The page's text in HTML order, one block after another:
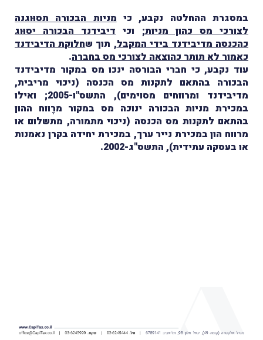
במסגרת ההחלטה נקבע, כימניות הבכורה תסוּוגנה
לצורכי מס כהון מניות; וכידיבידנד הבכורה יסוּוג
כהכנסה מדיבידנד בידי המקבל, תוך שחלוקת הדיבידנד
כאמור לא תותר כהוצאה לצורכי מס בחברה.
עוד נקבע, כי חברי הבורסה ינכו מס במקור מדיבידנד
הבכורה בהתאם לתקנות מס הכנסה (ניכוי מריבית,
מדיבידנד ומרווחים מסוימים), התשס"ו-2005; ואילו
במכירת מניות הבכורה ינוכה מס במקור מרֶווח ההון
בהתאם לתקנות מס הכנסה (ניכוי מתמורה, מתשלום או
מרווח הון במכירת נייר ערך, במכירת יחידה בקרן נאמנות
או בעסקה עתידית), התשס"ג-2002.